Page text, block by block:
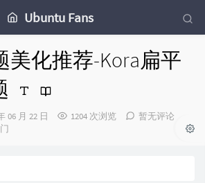
Ubuntu Fans
美化推荐-Kora扁平
06 月 22 日 1204 次浏览
暂无评论